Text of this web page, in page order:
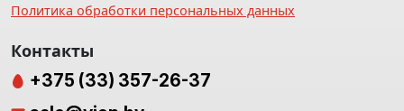
Политика обработки персональных данных
Контакты
+375 (33) 357-26-37